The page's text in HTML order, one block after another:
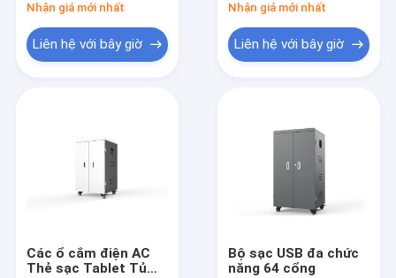
Hướng dẫn VR
Về chúng tôi
Nhận giá mới nhất
Liên hệ với bây giờ
Nhận giá mới nhất
Liên hệ với bây giờ
Các ổ cắm điện AC
Thẻ sạc Tablet Tủ
Bộ sạc USB đa chức
năng 64 cổng